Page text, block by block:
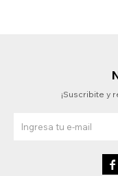
¡Suscribite y
